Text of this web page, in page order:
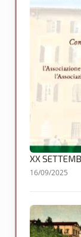
XX
16/09/2025